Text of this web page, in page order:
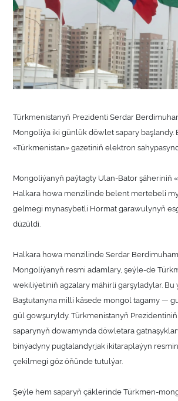
Türkmenistanyň Prezidenti Serdar
Mongoliýa iki günlük döwlet sapary başlandy.
«Türkmenistan» gazetiniň elektron
Mongoliýanyň paýtagty Ulan-Bator şäheriniň
Halkara howa menzilinde belent mertebeli
gelmegi mynasybetli Hormat garawulynyň
düzüldi.
Halkara howa menzilinde Serdar
Mongoliýanyň resmi adamlary, şeýle-de
wekiliýetiniň agzalary mähirli garşyladylar.
Baştutanyna milli käsede mongol tagamy —
gül gowşuryldy. Türkmenistanyň
saparynyň dowamynda döwletara
binýadyny pugtalandyrjak ikitaraplaýyn
çekilmegi göz öňünde tutulýar.
Şeýle hem saparyň çäklerinde Türkmen-